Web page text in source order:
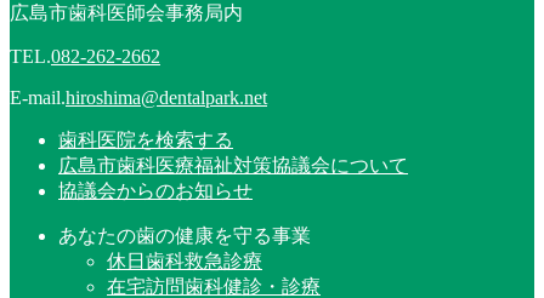
広島市歯科医師会事務局内
TEL.082-262-2662
E-mail.hiroshima@dentalpark.net
歯科医院を検索する
広島市歯科医療福祉対策協議会について
協議会からのお知らせ
あなたの歯の健康を守る事業
休日歯科救急診療
在宅訪問歯科健診・診療